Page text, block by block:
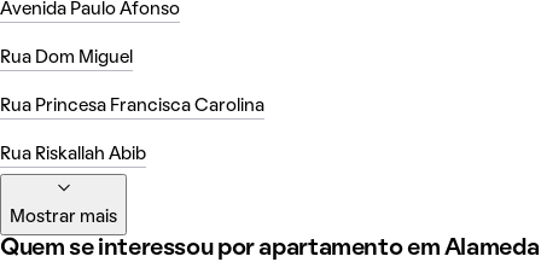
Avenida Paulo Afonso
Rua Dom Miguel
Rua Princesa Francisca Carolina
Rua Riskallah Abib
Mostrar mais
Quem se interessou por apartamento em Alameda